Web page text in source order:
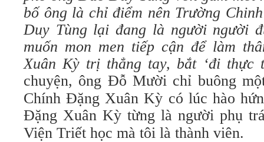
bố ông là chỉ điểm nên Trường
Duy Tùng lại đang là người người
muốn mon men tiếp cận để làm
Xuân Kỳ trị thẳng tay, bắt ‘đi thực
chuyện, ông Đỗ Mười chỉ buông
Chính Đặng Xuân Kỳ có lúc hào
Đặng Xuân Kỳ từng là người phụ
Viện Triết học mà tôi là thành viên.